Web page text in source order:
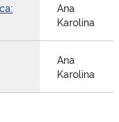
Ana
Karolina
Ana
Karolina